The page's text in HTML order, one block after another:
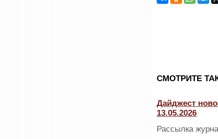
CМОТРИТЕ
Дайджест
13.05.2026
Рассылка